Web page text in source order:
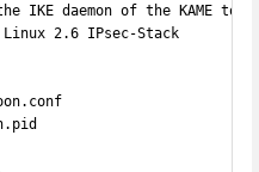
IKE daemon of the KAME
2.6 IPsec-Stack